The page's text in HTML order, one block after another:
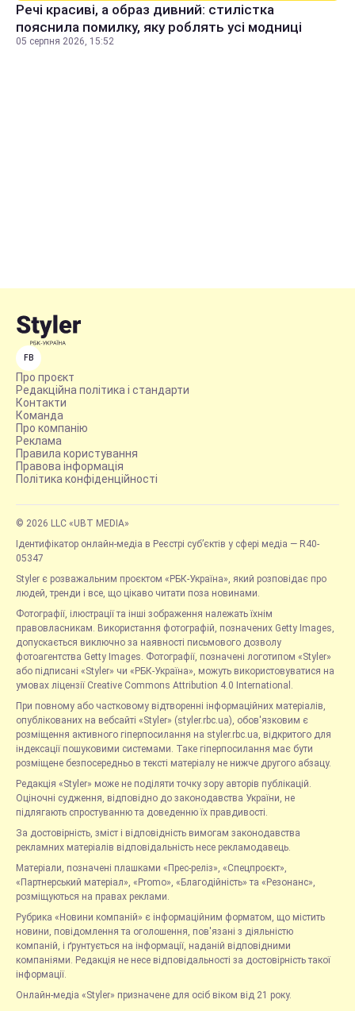
Речі красиві, а образ дивний: стилістка
пояснила помилку, яку роблять усі модниці
05 серпня 2026, 15:52
FB
Про проєкт
Редакційна політика і стандарти
Контакти
Команда
Про компанію
Реклама
Правила користування
Правова інформація
Політика конфіденційності
© 2026 LLC «UBT MEDIA»
Ідентифікатор онлайн-медіа в Реєстрі суб’єктів у сфері медіа — R40-
05347
Styler є розважальним проєктом «РБК-Україна», який розповідає про
людей, тренди і все, що цікаво читати поза новинами.
Фотографії, ілюстрації та інші зображення належать їхнім
правовласникам. Використання фотографій, позначених Getty Images,
допускається виключно за наявності письмового дозволу
фотоагентства Getty Images. Фотографії, позначені логотипом «Styler»
або підписані «Styler» чи «РБК-Україна», можуть використовуватися на
умовах ліцензії Creative Commons Attribution 4.0 International.
При повному або частковому відтворенні інформаційних матеріалів,
опублікованих на вебсайті «Styler» (styler.rbc.ua), обов'язковим є
розміщення активного гіперпосилання на styler.rbc.ua, відкритого для
індексації пошуковими системами. Таке гіперпосилання має бути
розміщене безпосередньо в тексті матеріалу не нижче другого абзацу.
Редакція «Styler» може не поділяти точку зору авторів публікацій.
Оціночні судження, відповідно до законодавства України, не
підлягають спростуванню та доведенню їх правдивості.
За достовірність, зміст і відповідність вимогам законодавства
рекламних матеріалів відповідальність несе рекламодавець.
Матеріали, позначені плашками «Прес-реліз», «Спецпроєкт»,
«Партнерський матеріал», «Promo», «Благодійність» та «Резонанс»,
розміщуються на правах реклами.
Рубрика «Новини компаній» є інформаційним форматом, що містить
новини, повідомлення та оголошення, пов'язані з діяльністю
компаній, і ґрунтується на інформації, наданій відповідними
компаніями. Редакція не несе відповідальності за достовірність такої
інформації.
Онлайн-медіа «Styler» призначене для осіб віком від 21 року.